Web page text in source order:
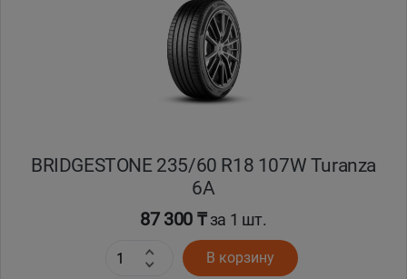
BRIDGESTONE 235/60 R18 107W Turanza
6A
87 300 ₸за 1 шт.
В корзину
Павлодар